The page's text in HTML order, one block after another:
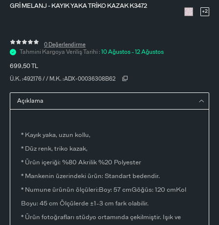
Açıklama
* Kayık yaka, uzun kollu,
* Düz renk, triko kazak,
* Ürün içeriği: %80 Akrilik %20 Polyester
* Mankenin üzerindeki ürün: Standart bedendir.
* Numune ürünün ölçüleri:Boy: 57 cmGöğüs: 120 cmKol
Boyu: 45 cm Ölçülerde ±1-3 cm fark olabilir.
* Ürün fotoğrafları stüdyo ortamında çekilmiştir. Işık ve
Ü.K. :492176/ / M.K. :ADX-00036308B62
GRI MELANJ - KAYIK YAKA TRIKO KAZAK K3472
+2
0 Değerlendirme
Tahmini Kargoya Veriliş Tarihi : 10 Ağustos - 12 Ağustos
699,50TL